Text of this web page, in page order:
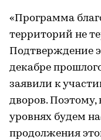
«Программа
территорий не
Подтверждение
декабре
заявили к
дворов. Поэтому,
уровнях будем
продолжения